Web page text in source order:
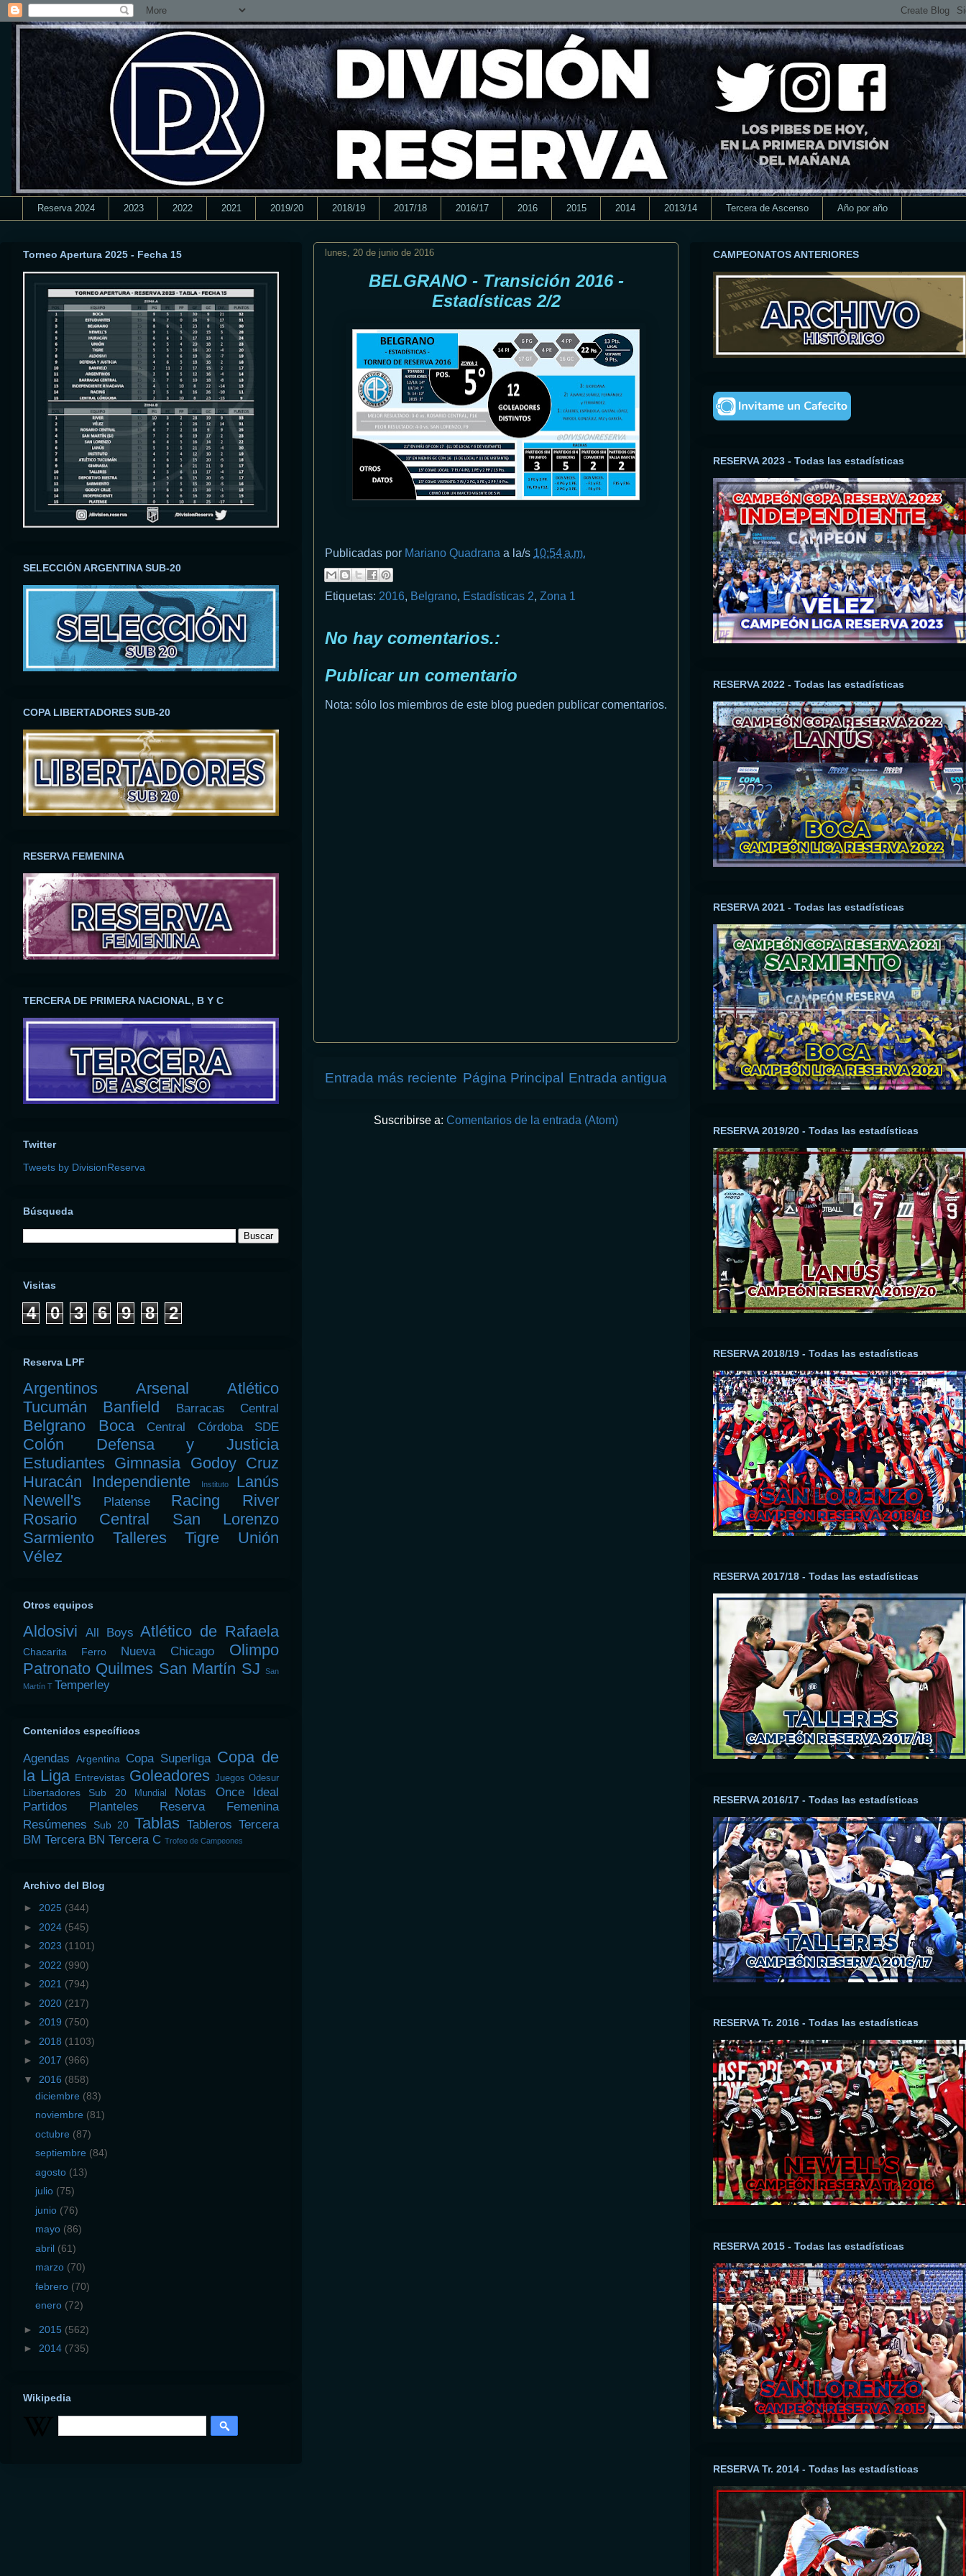
Reserva 2024 2023 2022 2021 2019/20 2018/19 2017/18 2016/17 2016 2015 2014 2013/14 Tercera de Ascenso Año por año
lunes, 20 de junio de 2016
BELGRANO - Transición 2016 -
Estadísticas 2/2
Publicadas por Mariano Quadrana a la/s 10:54 a.m.
Etiquetas: 2016, Belgrano, Estadísticas 2, Zona 1
No hay comentarios.:
Publicar un comentario
Nota: sólo los miembros de este blog pueden publicar comentarios.
Entrada más reciente Entrada antigua
Página Principal
Suscribirse a: Comentarios de la entrada (Atom)
Torneo Apertura 2025 - Fecha 15
SELECCIÓN ARGENTINA SUB-20
COPA LIBERTADORES SUB-20
RESERVA FEMENINA
TERCERA DE PRIMERA NACIONAL, B Y C
Twitter
Tweets by DivisionReserva
Búsqueda
Visitas
4 0 3 6 9 8 2
Reserva LPF
Argentinos Arsenal
Atlético
Tucumán
Banfield Barracas Central
Belgrano Boca Central Córdoba SDE
Colón
Defensa y Justicia
Estudiantes Gimnasia Godoy Cruz
Huracán
Independiente Instituto
Lanús
Newell's
Platense Racing
River
Rosario Central
San Lorenzo
Sarmiento
Talleres Tigre
Unión
Vélez
Otros equipos
Aldosivi All Boys Atlético de Rafaela
Chacarita Ferro Nueva Chicago
Olimpo
Patronato Quilmes San Martín SJ
San
Martín T Temperley
Contenidos específicos
Agendas Argentina Copa Superliga Copa de
la Liga Entrevistas Goleadores Juegos Odesur
Libertadores Sub 20 Mundial Notas
Once Ideal
Partidos
Planteles
Reserva Femenina
Resúmenes
Sub 20 Tablas Tableros Tercera
BM Tercera BN Tercera C Trofeo de Campeones
Archivo del Blog
► 2025 (344)
► 2024 (545)
► 2023 (1101)
► 2022 (990)
► 2021 (794)
► 2020 (217)
► 2019 (750)
► 2018 (1103)
► 2017 (966)
▼ 2016 (858)
diciembre (83)
noviembre (81)
octubre (87)
septiembre (84)
agosto (13)
julio (75)
junio (76)
mayo (86)
abril (61)
marzo (70)
febrero (70)
enero (72)
► 2015 (562)
► 2014 (735)
Wikipedia
CAMPEONATOS ANTERIORES
RESERVA 2023 - Todas las estadísticas
RESERVA 2022 - Todas las estadísticas
RESERVA 2021 - Todas las estadísticas
RESERVA 2019/20 - Todas las estadísticas
RESERVA 2018/19 - Todas las estadísticas
RESERVA 2017/18 - Todas las estadísticas
RESERVA 2016/17 - Todas las estadísticas
RESERVA Tr. 2016 - Todas las estadísticas
RESERVA 2015 - Todas las estadísticas
RESERVA Tr. 2014 - Todas las estadísticas